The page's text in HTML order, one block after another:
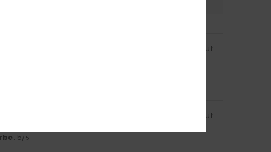
Verifizierter Kauf
Verifizierter Kauf
: 5/5